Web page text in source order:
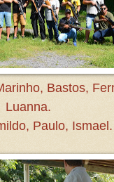
Bastos,
Luanna.
Paulo, Ismael.